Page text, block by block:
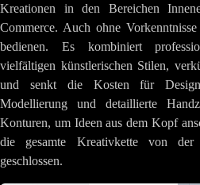
Kreationen in den Bereichen
Commerce. Auch ohne
bedienen. Es kombiniert
vielfältigen künstlerischen Stilen,
und senkt die Kosten für
Modellierung und detaillierte
Konturen, um Ideen aus dem Kopf
die gesamte Kreativkette von
geschlossen.